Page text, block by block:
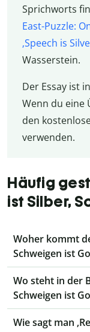
Sprichworts
East-Puzzle:
‚Speech is
Wasserstein.
Der Essay ist
Wenn du eine
den
verwenden.
Häufig
ist Silber,
Woher kommt
Schweigen ist
Wo steht in der
Schweigen ist
Wie sagt man